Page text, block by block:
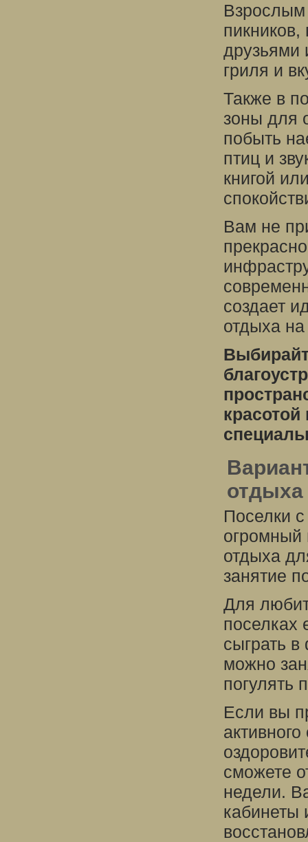
Взрослым
друзьями
гриля и
Также в
зоны для
побыть
птиц и
книгой
Вам не
создает
отдыха
отдыха
Поселки
огромный
отдыха
занятие
Для
поселках
сыграть
можно
погулять
Если вы
сможете
недели.
кабинеты